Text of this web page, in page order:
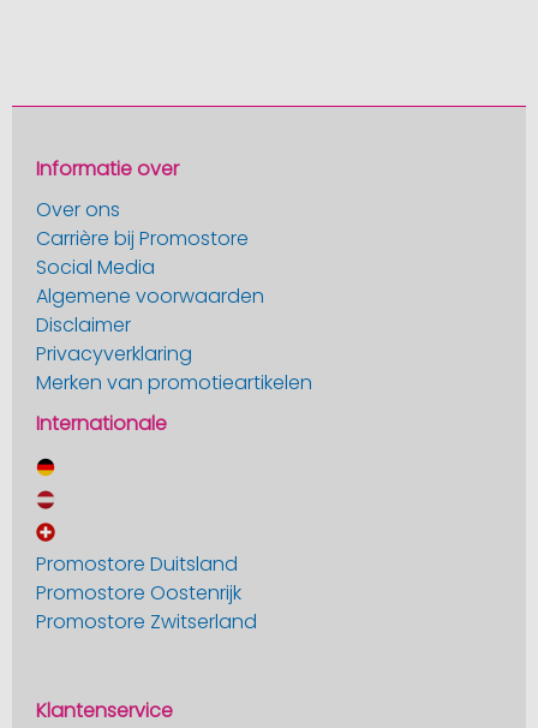
Informatie over
Over ons
Carrière bij Promostore
Social Media
Algemene voorwaarden
Disclaimer
Privacyverklaring
Merken van promotieartikelen
Internationale
Promostore Duitsland
Promostore Oostenrijk
Promostore Zwitserland
Klantenservice